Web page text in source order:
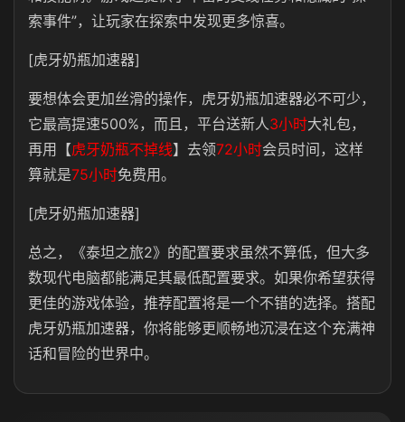
索事件”，让玩家在探索中发现更多惊喜。
[虎牙奶瓶加速器]
要想体会更加丝滑的操作，虎牙奶瓶加速器必不可少，
它最高提速500%，而且，平台送新人3小时大礼包，
再用【虎牙奶瓶不掉线】去领72小时会员时间，这样
算就是75小时免费用。
[虎牙奶瓶加速器]
总之，《泰坦之旅2》的配置要求虽然不算低，但大多
数现代电脑都能满足其最低配置要求。如果你希望获得
更佳的游戏体验，推荐配置将是一个不错的选择。搭配
虎牙奶瓶加速器，你将能够更顺畅地沉浸在这个充满神
话和冒险的世界中。